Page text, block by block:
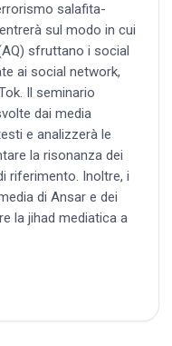
salafita-
sul modo in cui
sfruttano i social
ai social network,
Il seminario
dai media
e analizzerà le
la risonanza dei
riferimento. Inoltre, i
di Ansar e dei
la jihad mediatica a